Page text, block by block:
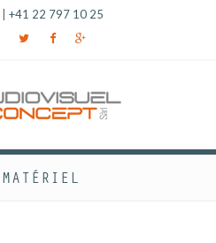
+41 22 797 10 25